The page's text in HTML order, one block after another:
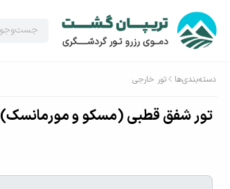
تور خارجی دسته‌بندی‌ها
تور شفق قطبی (مسکو و مورمانسک)